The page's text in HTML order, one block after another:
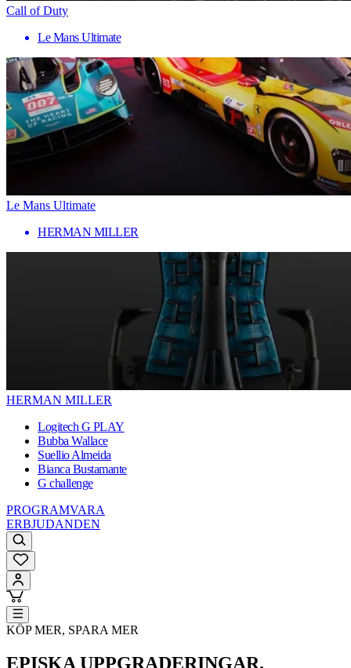
Call of Duty
Le Mans Ultimate
Le Mans Ultimate
HERMAN MILLER
HERMAN MILLER
Logitech G PLAY
Bubba Wallace
Suellio Almeida
Bianca Bustamante
G challenge
PROGRAMVARA
ERBJUDANDEN
KÖP MER, SPARA MER
EPISKA UPPGRADERINGAR.